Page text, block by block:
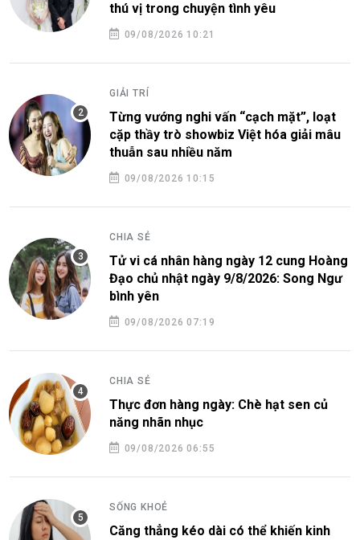
thú vị trong chuyện tình yêu
09/08/2026 10:21
GIẢI TRÍ
Từng vướng nghi vấn “cạch mặt”, loạt
cặp thầy trò showbiz Việt hóa giải mâu
thuẫn sau nhiều năm
09/08/2026 10:15
CHIA SẺ
Tử vi cá nhân hàng ngày 12 cung Hoàng
Đạo chủ nhật ngày 9/8/2026: Song Ngư
bình yên
09/08/2026 07:19
CHIA SẺ
Thực đơn hàng ngày: Chè hạt sen củ
năng nhãn nhục
09/08/2026 06:55
SỐNG KHOẺ
Căng thẳng kéo dài có thể khiến kinh